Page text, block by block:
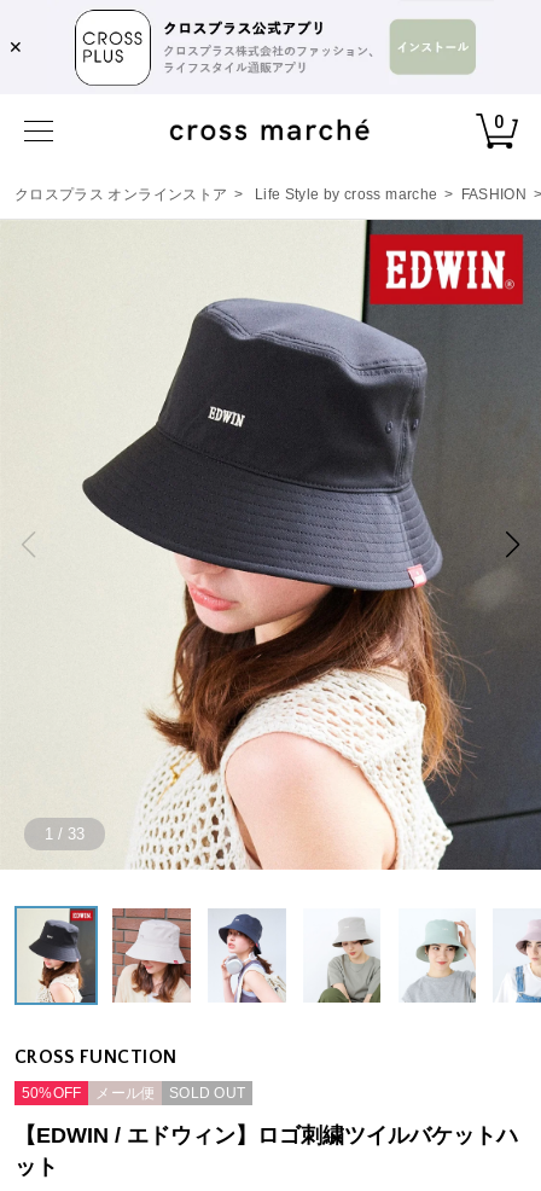
✕
0
クロスプラス オンラインストア > Life Style by cross marche > FASHION
1 / 33
CROSS FUNCTION
50%OFF メール便 SOLD OUT
【EDWIN / エドウィン】ロゴ刺繍ツイルバケットハ
ット